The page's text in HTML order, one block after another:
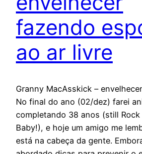
fazendo
ao ar livre
Granny MacAsskick –
No final do ano (02/dez) farei
completando 38 anos (still Rock
Baby!), e hoje um amigo me
está na cabeça da gente.